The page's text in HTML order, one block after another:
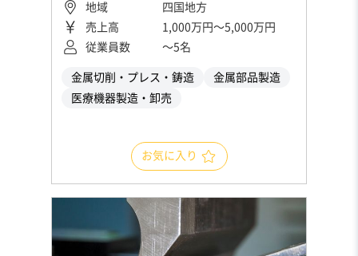
地域
四国地方
売上高
1,000万円〜5,000万円
従業員数
〜5名
金属切削・プレス・鋳造
金属部品製造
医療機器製造・卸売
お気に入り